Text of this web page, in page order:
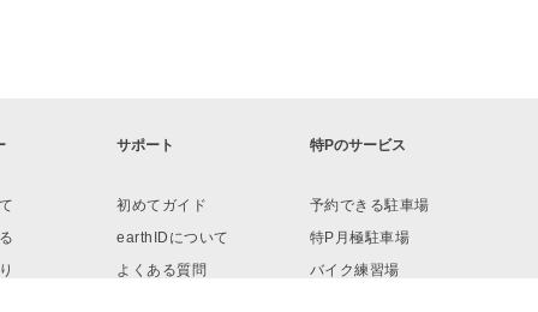
サポート
初めてガイド
earthIDについて
よくある質問
特Pのサービス
予約できる駐車場
特P月極駐車場
バイク練習場